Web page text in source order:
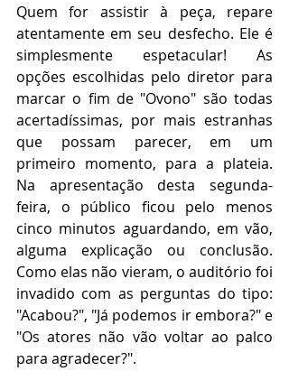
Quem for assistir à peça, repare
atentamente em seu desfecho. Ele é
simplesmente espetacular! As
opções escolhidas pelo diretor para
marcar o fim de "Ovono" são todas
acertadíssimas, por mais estranhas
que possam parecer, em um
primeiro momento, para a plateia.
Na apresentação desta segunda-
feira, o público ficou pelo menos
cinco minutos aguardando, em vão,
alguma explicação ou conclusão.
Como elas não vieram, o auditório foi
invadido com as perguntas do tipo:
"Acabou?", "Já podemos ir embora?" e
"Os atores não vão voltar ao palco
para agradecer?".